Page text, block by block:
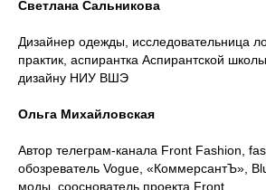
Светлана Сальникова
Дизайнер одежды, исследовательница
практик, аспирантка Аспирантской
дизайну НИУ ВШЭ
Ольга Михайловская
Автор телеграм-канала Front Fashion,
обозреватель Vogue, «КоммерсантЪ»,
моды, сооснователь проекта Front